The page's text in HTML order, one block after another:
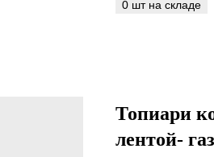
Топиари
лентой-